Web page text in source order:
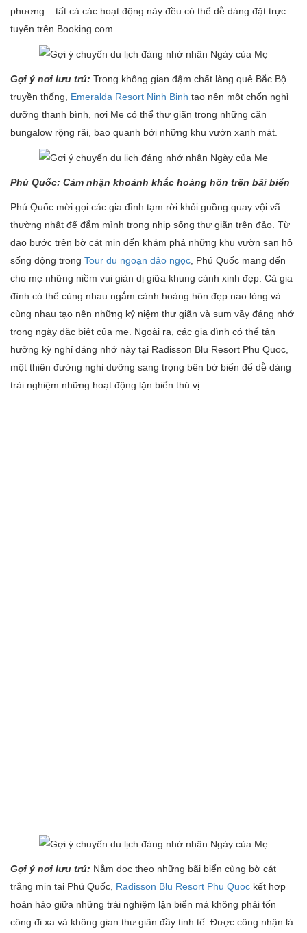
phương – tất cả các hoạt động này đều có thể dễ dàng đặt trực
tuyến trên Booking.com.
Gợi ý nơi lưu trú: Trong không gian đậm chất làng quê Bắc Bộ
truyền thống, Emeralda Resort Ninh Binh tạo nên một chốn nghỉ
dưỡng thanh bình, nơi Mẹ có thể thư giãn trong những căn
bungalow rộng rãi, bao quanh bởi những khu vườn xanh mát.
Phú Quốc: Cảm nhận khoảnh khắc hoàng hôn trên bãi biển
Phú Quốc mời gọi các gia đình tạm rời khỏi guồng quay vội vã
thường nhật để đắm mình trong nhịp sống thư giãn trên đảo. Từ
dạo bước trên bờ cát mịn đến khám phá những khu vườn san hô
sống động trong Tour du ngoạn đảo ngọc, Phú Quốc mang đến
cho mẹ những niềm vui giản dị giữa khung cảnh xinh đẹp. Cả gia
đình có thể cùng nhau ngắm cảnh hoàng hôn đẹp nao lòng và
cùng nhau tạo nên những kỷ niệm thư giãn và sum vầy đáng nhớ
trong ngày đặc biệt của mẹ. Ngoài ra, các gia đình có thể tận
hưởng kỳ nghỉ đáng nhớ này tại Radisson Blu Resort Phu Quoc,
một thiên đường nghỉ dưỡng sang trọng bên bờ biển để dễ dàng
trải nghiệm những hoạt động lặn biển thú vị.
Gợi ý nơi lưu trú: Nằm dọc theo những bãi biển cùng bờ cát
trắng mịn tại Phú Quốc, Radisson Blu Resort Phu Quoc kết hợp
hoàn hảo giữa những trải nghiệm lặn biển mà không phải tốn
công đi xa và không gian thư giãn đầy tinh tế. Được công nhận là